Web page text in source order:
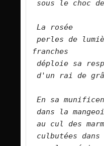
sous le choc
La rosée
perles de
franches
déploie sa
d'un rai de
En sa
dans la
au cul des
culbutées